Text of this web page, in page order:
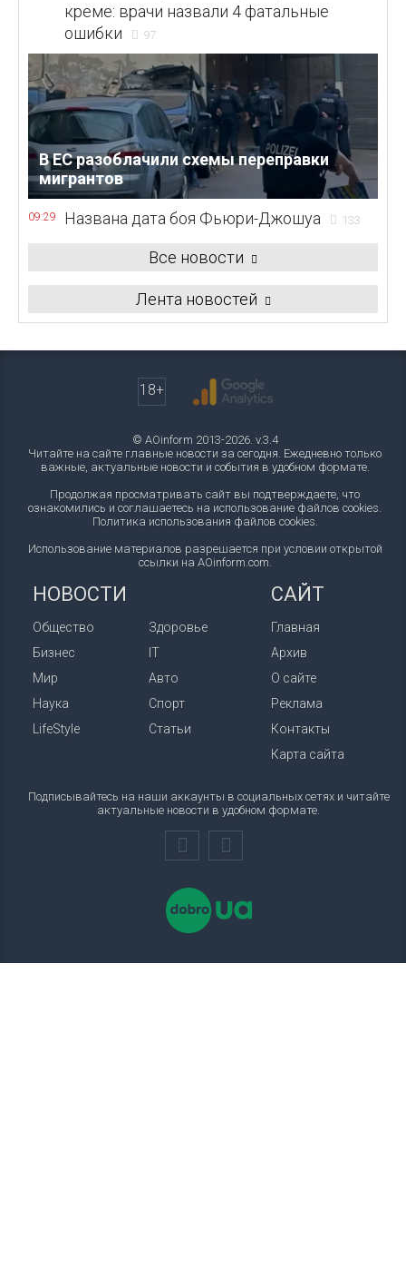
креме: врачи назвали 4 фатальные
ошибки
97
В ЕС разоблачили схемы переправки
мигрантов
09:29 Названа дата боя Фьюри-Джошуа 133
Все новости
Лента новостей
18+
© AOinform 2013-2026. v.3.4
Читайте на сайте главные новости за сегодня. Ежедневно только
важные, актуальные новости и события в удобном формате.
Продолжая просматривать сайт вы подтверждаете, что
ознакомились и соглашаетесь на использование файлов cookies.
Политика использования файлов cookies.
Использование материалов разрешается при условии открытой
ссылки на AOinform.com.
НОВОСТИ
Общество
Бизнес
Мир
Наука
LifeStyle
Здоровье
IT
Авто
Спорт
Статьи
САЙТ
Главная
Архив
О сайте
Реклама
Контакты
Карта сайта
Подписывайтесь на наши аккаунты в социальных сетях и читайте
актуальные новости в удобном формате.